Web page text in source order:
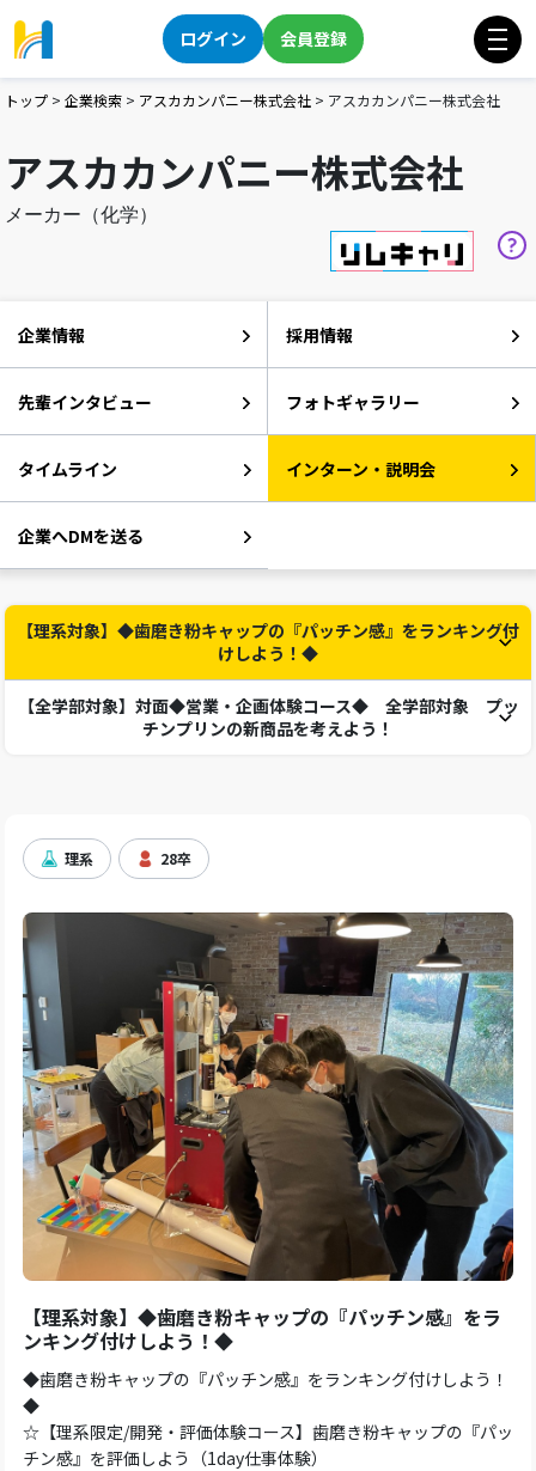
ログイン 会員登録
トップ > 企業検索 > アスカカンパニー株式会社 > アスカカンパニー株式会社
アスカカンパニー株式会社
メーカー（化学）
企業情報 採用情報
先輩インタビュー フォトギャラリー
タイムライン インターン・説明会
企業へDMを送る
【理系対象】◆歯磨き粉キャップの『パッチン感』をランキング付
けしよう！◆
【全学部対象】対面◆営業・企画体験コース◆ 全学部対象 プッ
チンプリンの新商品を考えよう！
理系 28卒
【理系対象】◆歯磨き粉キャップの『パッチン感』をラ
ンキング付けしよう！◆
◆歯磨き粉キャップの『パッチン感』をランキング付けしよう！
◆
☆【理系限定/開発・評価体験コース】歯磨き粉キャップの『パッ
チン感』を評価しよう（1day仕事体験）